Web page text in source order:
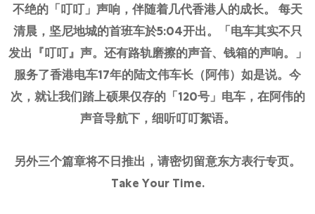
不绝的「叮叮」声响，伴随着几代香港人的成长。 每天
清晨，坚尼地城的首班车於5:04开出。「电车其实不只
发出『叮叮』声。还有路轨磨擦的声音、钱箱的声响。」
服务了香港电车17年的陆文伟车长（阿伟）如是说。今
次，就让我们踏上硕果仅存的「120号」电车，在阿伟的
声音导航下，细听叮叮絮语。
另外三个篇章将不日推出，请密切留意东方表行专页。
Take Your Time.